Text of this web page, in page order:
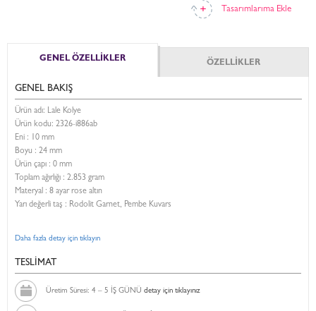
Tasarımlarıma Ekle
GENEL ÖZELLİKLER ÖZELLİKLER
GENEL BAKIŞ
Ürün adı: Lale Kolye
Ürün kodu: 2326-i886ab
Eni : 10 mm
Boyu : 24 mm
Ürün çapı : 0 mm
Toplam ağırlığı : 2.853 gram
Materyal : 8 ayar rose altın
Yarı değerli taş : Rodolit Garnet, Pembe Kuvars
Daha fazla detay için tıklayın
TESLİMAT
Üretim Süresi: 4 – 5 İŞ GÜNÜ detay için tıklayınız